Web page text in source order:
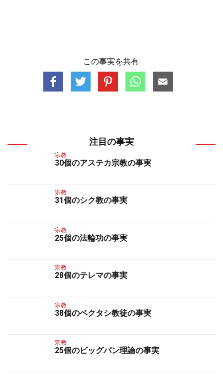
この事実を共有:
注目の事実
宗教
30個のアステカ宗教の事実
宗教
31個のシク教の事実
宗教
25個の法輪功の事実
宗教
28個のテレマの事実
宗教
38個のベクタシ教徒の事実
宗教
25個のビッグバン理論の事実